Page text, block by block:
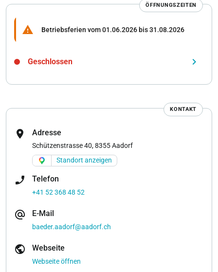
ÖFFNUNGSZEITEN
warning Betriebsferien vom 01.06.2026 bis 31.08.2026
Geschlossen keyboard_arrow_right
KONTAKT
location_on Adresse
Schützenstrasse 40, 8355 Aadorf
Standort anzeigen
phone_enabled Telefon
+41 52 368 48 52
alternate_email E-Mail
baeder.aadorf@aadorf.ch
public Webseite
Webseite öffnen